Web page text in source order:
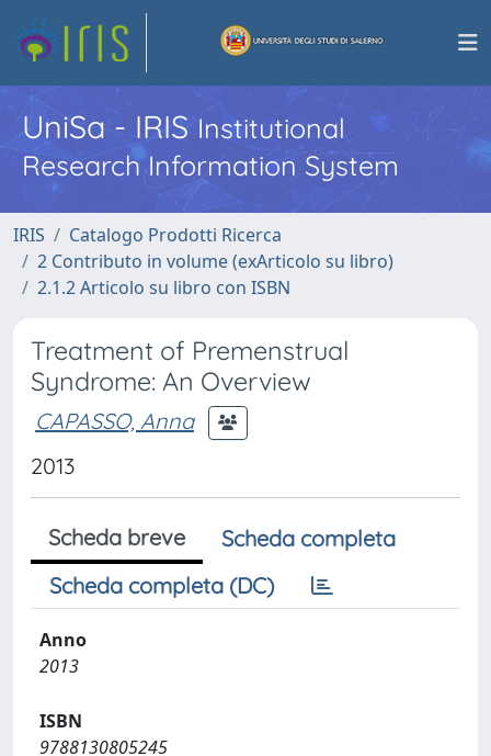
UniSa - IRISInstitutional
Research Information System
IRIS
Catalogo Prodotti Ricerca
2 Contributo in volume (exArticolo su libro)
2.1.2 Articolo su libro con ISBN
Treatment of Premenstrual
Syndrome: An Overview
CAPASSO, Anna
2013
Scheda breve
Scheda completa
Scheda completa (DC)
Anno
2013
ISBN
9788130805245